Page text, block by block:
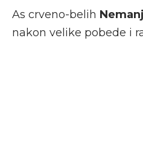
As crveno-belih
nakon velike pobede i